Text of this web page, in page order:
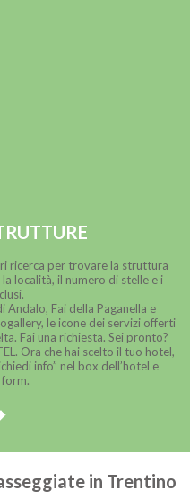
ricerca per trovare la struttura
località, il numero di stelle e i
Andalo, Fai della Paganella e
le icone dei servizi offerti
Fai una richiesta. Sei pronto?
Ora che hai scelto il tuo hotel,
info” nel box dell’hotel e
in Trentino